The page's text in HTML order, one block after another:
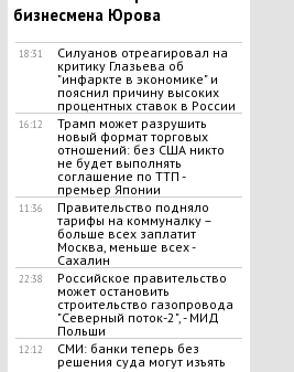
бизнесмена Юрова
18:31
Силуанов отреагировал на
критику Глазьева об
"инфаркте в экономике" и
пояснил причину высоких
процентных ставок в России
16:12
Трамп может разрушить
новый формат торговых
отношений: без США никто
не будет выполнять
соглашение по ТТП -
премьер Японии
11:36
Правительство подняло
тарифы на коммуналку –
больше всех заплатит
Москва, меньше всех -
Сахалин
22:38
Российское правительство
может остановить
строительство газопровода
"Северный поток-2", - МИД
Польши
12:12
СМИ: банки теперь без
решения суда могут изъять